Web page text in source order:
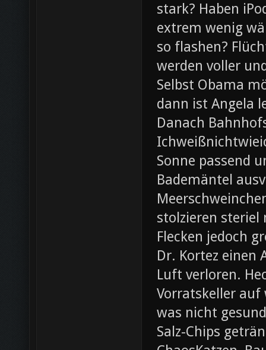
stark? Haben
extrem wenig
so flashen?
werden voller
Selbst Obama
dann ist Angela
Danach
Sonne passend
Bademäntel
stolzieren steriel
Flecken jedoch
Dr. Kortez einen
Luft verloren.
Vorratskeller
was nicht
Salz-Chips